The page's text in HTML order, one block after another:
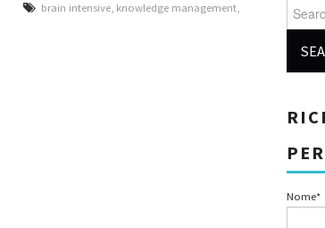
brain intensive, knowledge management,
Nome*